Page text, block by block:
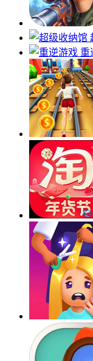
重